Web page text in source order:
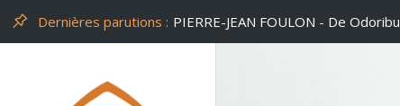
Dernières parutions : PHILIPPE LEUCKX - Un peu d'air